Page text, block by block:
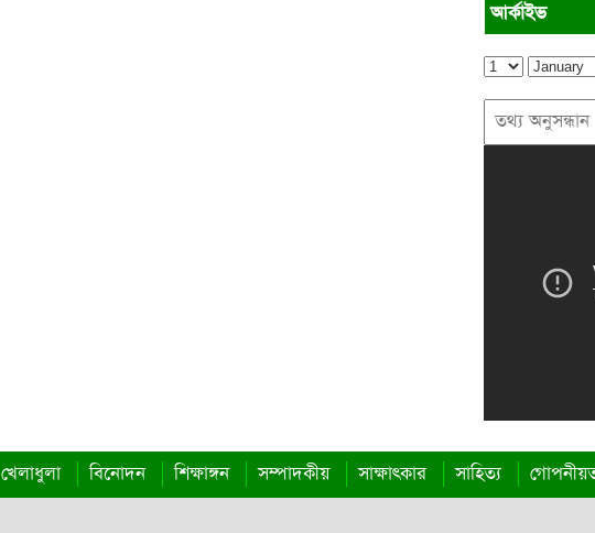
রাষ্ট্রীয়
কাপ্তাইয়ে
আদায়
অভিযোগ
আর্কাইভ
খেলাধুলা বিনোদন শিক্ষাঙ্গন সম্পাদকীয় সাক্ষাৎকার সাহিত্য